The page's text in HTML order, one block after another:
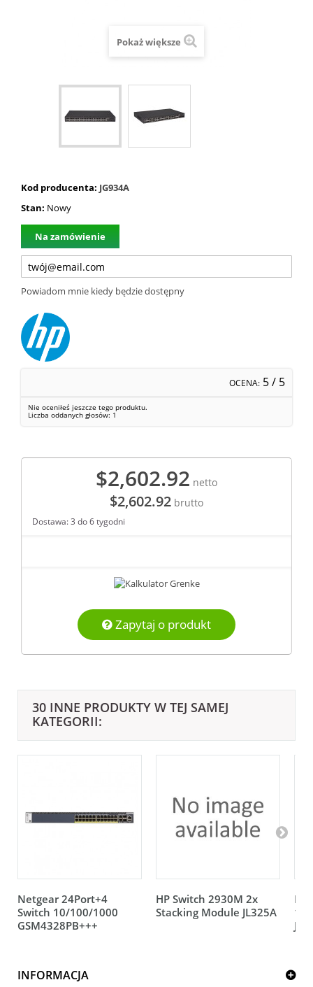
Pokaż większe
Kod producenta: JG934A
Stan: Nowy
Na zamówienie
Powiadom mnie kiedy będzie dostępny
OCENA: 5/ 5
Nie oceniłeś jeszcze tego produktu.
Liczba oddanych głosów: 1
$2,602.92 netto
$2,602.92 brutto
Dostawa: 3 do 6 tygodni
Zapytaj o produkt
30 INNE PRODUKTY W TEJ SAMEJ
KATEGORII:
Netgear 24Port+4
Switch 10/100/1000
GSM4328PB+++
HP Switch 2930M 2x
Stacking Module JL325A
HP
INFORMACJA